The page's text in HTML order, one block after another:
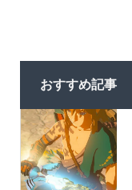
おすすめ記事